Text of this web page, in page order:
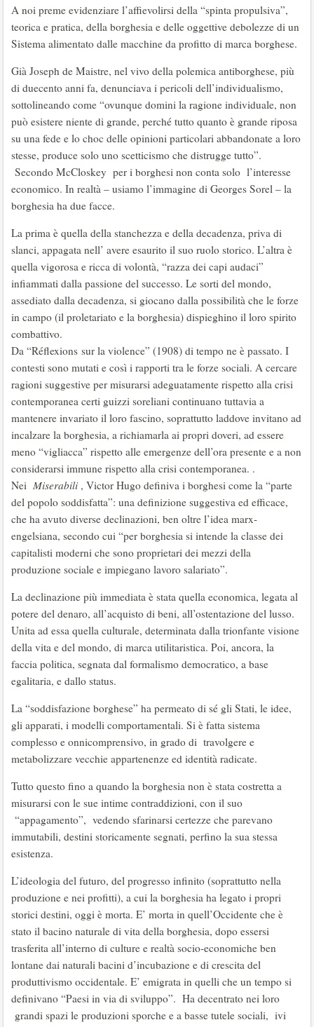
A noi preme evidenziare l’affievolirsi della “spinta propulsiva”,
teorica e pratica, della borghesia e delle oggettive debolezze di un
Sistema alimentato dalle macchine da profitto di marca borghese.
Già Joseph de Maistre, nel vivo della polemica antiborghese, più
di duecento anni fa, denunciava i pericoli dell’individualismo,
sottolineando come “ovunque domini la ragione individuale, non
può esistere niente di grande, perché tutto quanto è grande riposa
su una fede e lo choc delle opinioni particolari abbandonate a loro
stesse, produce solo uno scetticismo che distrugge tutto”.
Secondo McCloskey per i borghesi non conta solo l’interesse
economico. In realtà – usiamo l’immagine di Georges Sorel – la
borghesia ha due facce.
La prima è quella della stanchezza e della decadenza, priva di
slanci, appagata nell’ avere esaurito il suo ruolo storico. L’altra è
quella vigorosa e ricca di volontà, “razza dei capi audaci”
infiammati dalla passione del successo. Le sorti del mondo,
assediato dalla decadenza, si giocano dalla possibilità che le forze
in campo (il proletariato e la borghesia) dispieghino il loro spirito
combattivo.
Da “Réflexions sur la violence” (1908) di tempo ne è passato. I
contesti sono mutati e così i rapporti tra le forze sociali. A cercare
ragioni suggestive per misurarsi adeguatamente rispetto alla crisi
contemporanea certi guizzi soreliani continuano tuttavia a
mantenere invariato il loro fascino, soprattutto laddove invitano ad
incalzare la borghesia, a richiamarla ai propri doveri, ad essere
meno “vigliacca” rispetto alle emergenze dell’ora presente e a non
considerarsi immune rispetto alla crisi contemporanea. .
Nei Miserabili , Victor Hugo definiva i borghesi come la “parte
del popolo soddisfatta”: una definizione suggestiva ed efficace,
che ha avuto diverse declinazioni, ben oltre l’idea marx-
engelsiana, secondo cui “per borghesia si intende la classe dei
capitalisti moderni che sono proprietari dei mezzi della
produzione sociale e impiegano lavoro salariato”.
La declinazione più immediata è stata quella economica, legata al
potere del denaro, all’acquisto di beni, all’ostentazione del lusso.
Unita ad essa quella culturale, determinata dalla trionfante visione
della vita e del mondo, di marca utilitaristica. Poi, ancora, la
faccia politica, segnata dal formalismo democratico, a base
egalitaria, e dallo status.
La “soddisfazione borghese” ha permeato di sé gli Stati, le idee,
gli apparati, i modelli comportamentali. Si è fatta sistema
complesso e onnicomprensivo, in grado di travolgere e
metabolizzare vecchie appartenenze ed identità radicate.
Tutto questo fino a quando la borghesia non è stata costretta a
misurarsi con le sue intime contraddizioni, con il suo
“appagamento”, vedendo sfarinarsi certezze che parevano
immutabili, destini storicamente segnati, perfino la sua stessa
esistenza.
L’ideologia del futuro, del progresso infinito (soprattutto nella
produzione e nei profitti), a cui la borghesia ha legato i propri
storici destini, oggi è morta. E’ morta in quell’Occidente che è
stato il bacino naturale di vita della borghesia, dopo essersi
trasferita all’interno di culture e realtà socio-economiche ben
lontane dai naturali bacini d’incubazione e di crescita del
produttivismo occidentale. E’ emigrata in quelli che un tempo si
definivano “Paesi in via di sviluppo”. Ha decentrato nei loro
grandi spazi le produzioni sporche e a basse tutele sociali, ivi